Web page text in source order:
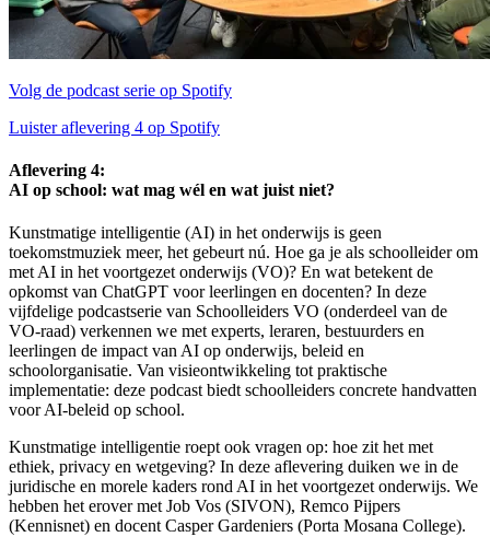
Volg de podcast serie op Spotify
Luister aflevering 4 op Spotify
Aflevering 4:
AI op school: wat mag wél en wat juist niet?
Kunstmatige intelligentie (AI) in het onderwijs is geen
toekomstmuziek meer, het gebeurt nú. Hoe ga je als schoolleider om
met AI in het voortgezet onderwijs (VO)? En wat betekent de
opkomst van ChatGPT voor leerlingen en docenten? In deze
vijfdelige podcastserie van Schoolleiders VO (onderdeel van de
VO-raad) verkennen we met experts, leraren, bestuurders en
leerlingen de impact van AI op onderwijs, beleid en
schoolorganisatie. Van visieontwikkeling tot praktische
implementatie: deze podcast biedt schoolleiders concrete handvatten
voor AI-beleid op school.
Kunstmatige intelligentie roept ook vragen op: hoe zit het met
ethiek, privacy en wetgeving? In deze aflevering duiken we in de
juridische en morele kaders rond AI in het voortgezet onderwijs. We
hebben het erover met Job Vos (SIVON), Remco Pijpers
(Kennisnet) en docent Casper Gardeniers (Porta Mosana College).